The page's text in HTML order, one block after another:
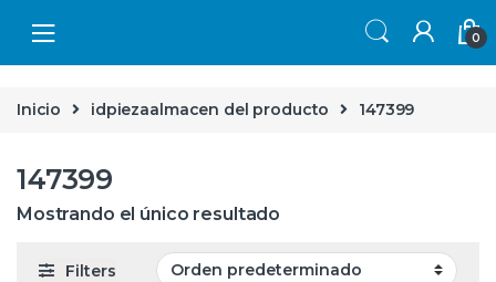
0
Inicio idpiezaalmacen del producto 147399
147399
Mostrando el único resultado
Filters